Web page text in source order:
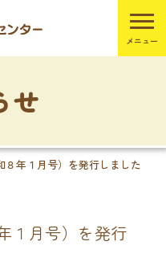
せ
８年１月号）を発行しました
１月号）を発行